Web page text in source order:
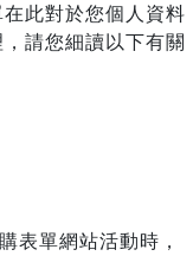
此對於您個人資料
請您細讀以下有關
表單網站活動時，